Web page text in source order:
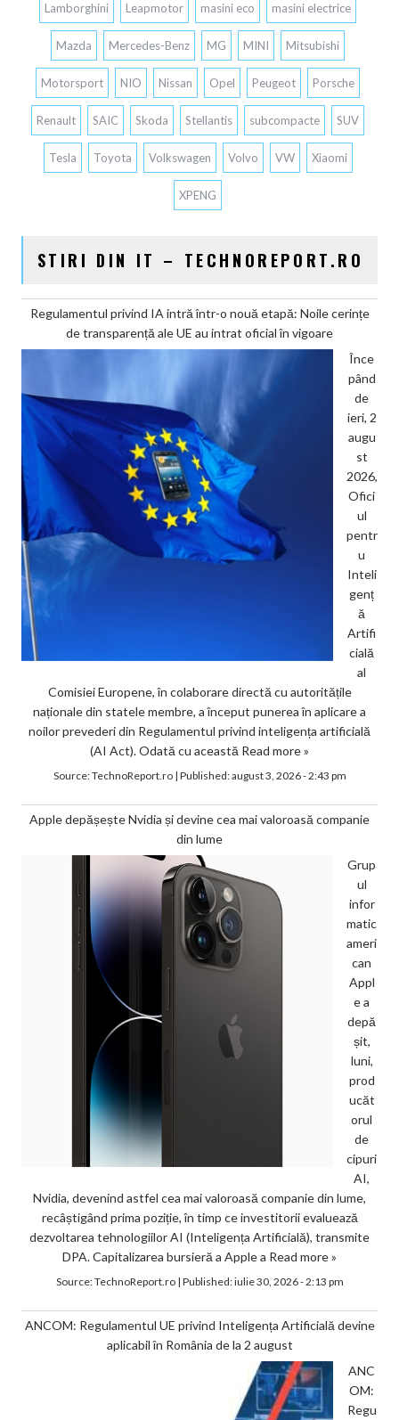
Lamborghini Leapmotor masini eco masini electrice
Mazda Mercedes-Benz MG MINI Mitsubishi
Motorsport NIO Nissan Opel Peugeot Porsche
Renault SAIC Skoda Stellantis subcompacte SUV
Tesla Toyota Volkswagen Volvo VW Xiaomi
XPENG
STIRI DIN IT – TECHNOREPORT.RO
Regulamentul privind IA intră într-o nouă etapă: Noile cerințe
de transparență ale UE au intrat oficial în vigoare
Înce
pând
de
ieri, 2
augu
st
2026,
Ofici
ul
pentr
u
Inteli
genț
ă
Artifi
cială
al
Comisiei Europene, în colaborare directă cu autoritățile
naționale din statele membre, a început punerea în aplicare a
noilor prevederi din Regulamentul privind inteligența artificială
(AI Act). Odată cu această Read more »
Source:TechnoReport.ro| Published:august 3, 2026 - 2:43 pm
Apple depășește Nvidia și devine cea mai valoroasă companie
din lume
Grup
ul
infor
matic
ameri
can
Appl
e a
depă
șit,
luni,
prod
ucăt
orul
de
cipuri
AI,
Nvidia, devenind astfel cea mai valoroasă companie din lume,
recâștigând prima poziție, în timp ce investitorii evaluează
dezvoltarea tehnologiilor AI (Inteligența Artificială), transmite
DPA. Capitalizarea bursieră a Apple a Read more »
Source:TechnoReport.ro| Published:iulie 30, 2026 - 2:13 pm
ANCOM: Regulamentul UE privind Inteligența Artificială devine
aplicabil în România de la 2 august
ANC
OM:
Regu